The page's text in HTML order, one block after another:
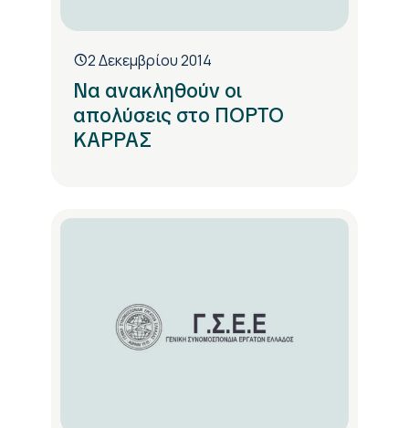
2 Δεκεμβρίου 2014
Να ανακληθούν οι
απολύσεις στο ΠΟΡΤΟ
ΚΑΡΡΑΣ